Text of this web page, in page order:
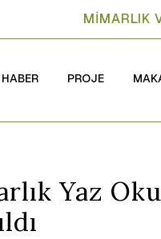
MİMARLIK
HABER PROJE
Yaz